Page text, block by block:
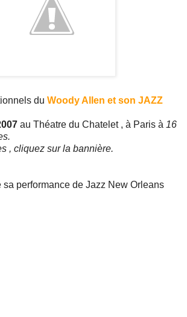
du Woody Allen et son JAZZ
au Théatre du Chatelet , à Paris à 16
, cliquez sur la bannière.
sa performance de Jazz New Orleans